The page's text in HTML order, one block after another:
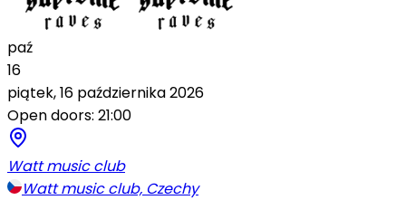
paź
16
piątek, 16 października 2026
Open doors: 21:00
Watt music club
Watt music club, Czechy